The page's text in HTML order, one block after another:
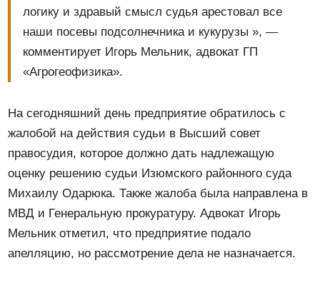
логику и здравый смысл судья арестовал все
наши посевы подсолнечника и кукурузы », —
комментирует Игорь Мельник, адвокат ГП
«Агрогеофизика».
На сегодняшний день предприятие обратилось с
жалобой на действия судьи в Высший совет
правосудия, которое должно дать надлежащую
оценку решению судьи Изюмского районного суда
Михаилу Одарюка. Также жалоба была направлена ​​в
МВД и Генеральную прокуратуру. Адвокат Игорь
Мельник отметил, что предприятие подало
апелляцию, но рассмотрение дела не назначается.